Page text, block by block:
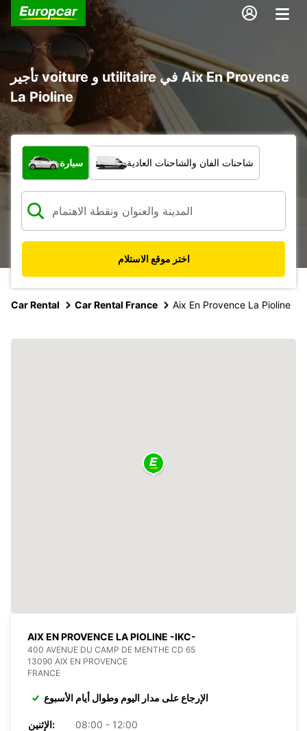
تأجير voiture و utilitaire في Aix En Provence
La Pioline
ما نوع المركبة؟
سيارة شاحنات الفان والشاحنات العادية
اختر موقع الاستلام
Car Rental Car Rental France Aix En Provence La Pioline
AIX EN PROVENCE LA PIOLINE -IKC-
400 AVENUE DU CAMP DE MENTHE CD 65
13090 AIX EN PROVENCE
FRANCE
الإرجاع على مدار اليوم وطوال أيام الأسبوع
الإثنين:
08:00 - 12:00